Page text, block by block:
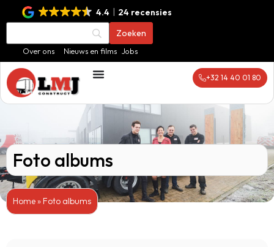
4.4 24 recensies
Over ons Nieuws en films Jobs
+32 14 40 01 80
Foto albums
Home» Foto albums